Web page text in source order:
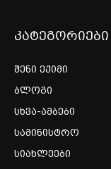
კატეგორიები
შენი ექიმი
ბლოგი
სხვა-ამბები
სამინისტრო
სიახლეები